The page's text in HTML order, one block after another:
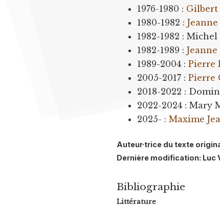
1976-1980 : Gilbert
1980-1982 :
1982-1982 :
1982-1989 :
1989-2004 :Pierre
2005-2017 :Pierre
2018-2022 :
2022-2024 : Mary
2025- :Maxime
Auteur·trice du texte
Dernière modification: Luc
Bibliographie
Littérature